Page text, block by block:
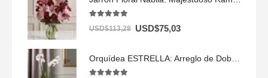
USD$113,28 USD$75,03